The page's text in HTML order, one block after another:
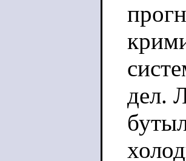
дел.